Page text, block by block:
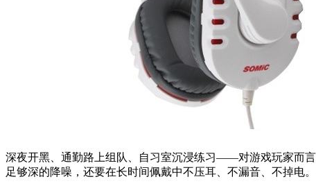
深夜开黑、通勤路上组队、自习室沉浸练习——对游戏玩家而
足够深的降噪，还要在长时间佩戴中不压耳、不漏音、不掉电